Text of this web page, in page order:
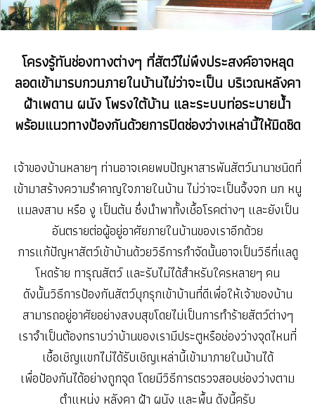
โครงรู้ทันช่องทางต่างๆ ที่สัตว์ไม่พึงประสงค์อาจหลุด
ลอดเข้ามารบกวนภายในบ้านไม่ว่าจะเป็น บริเวณหลังคา
ฝ้าเพดาน ผนัง โพรงใต้บ้าน และระบบท่อระบายน้ำ
พร้อมแนวทางป้องกันด้วยการปิดช่องว่างเหล่านี้ให้มิดชิด
เจ้าของบ้านหลายๆ ท่านอาจเคยพบปัญหาสารพันสัตว์นานาชนิดที่
เข้ามาสร้างความรำคาญใจภายในบ้าน ไม่ว่าจะเป็นจิ้งจก นก หนู
แมลงสาบ หรือ งู เป็นต้น ซึ่งนำพาทั้งเชื้อโรคต่างๆ และยังเป็น
อันตรายต่อผู้อยู่อาศัยภายในบ้านของเราอีกด้วย
การแก้ปัญหาสัตว์เข้าบ้านด้วยวิธีการกำจัดนั้นอาจเป็นวิธีที่แลดู
โหดร้าย ทารุณสัตว์ และรับไม่ได้สำหรับใครหลายๆ คน
ดังนั้นวิธีการป้องกันสัตว์บุกรุกเข้าบ้านที่ดีเพื่อให้เจ้าของบ้าน
สามารถอยู่อาศัยอย่างสงบสุขโดยไม่เป็นการทำร้ายสัตว์ต่างๆ
เราจำเป็นต้องทราบว่าบ้านของเรามีประตูหรือช่องว่างจุดไหนที่
เชื้อเชิญแขกไม่ได้รับเชิญเหล่านี้เข้ามาภายในบ้านได้
เพื่อป้องกันได้อย่างถูกจุด โดยมีวิธีการตรวจสอบช่องว่างตาม
ตำแหน่ง หลังคา ฝ้า ผนัง และพื้น ดังนี้ครับ